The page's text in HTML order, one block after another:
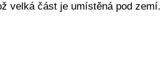
velká část je umístěná pod zemí.